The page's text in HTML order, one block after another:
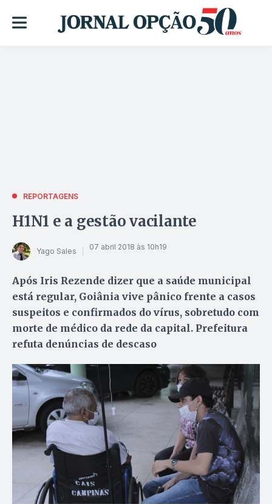
REPORTAGENS
H1N1 e a gestão vacilante
Yago Sales 07 abril 2018 às 10h19
Após Iris Rezende dizer que a saúde municipal
está regular, Goiânia vive pânico frente a casos
suspeitos e confirmados do vírus, sobretudo com
morte de médico da rede da capital. Prefeitura
refuta denúncias de descaso